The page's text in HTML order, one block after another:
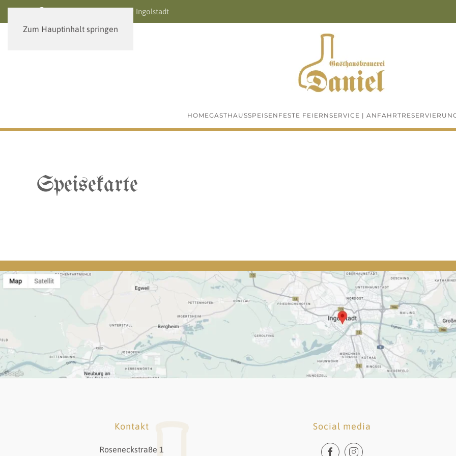
Zum Hauptinhalt springen
Roseneckstraße 1 | 85049 Ingolstadt
HOMEGASTHAUSSPEISEN FESTE FEIERNSERVICE | ANFAHRT
Speisekarte
Kontakt
Roseneckstraße 1
Social media